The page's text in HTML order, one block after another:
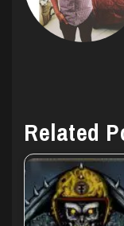
Related